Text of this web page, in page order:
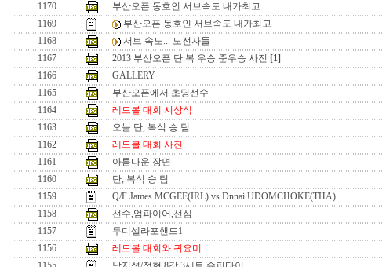
1170
부산오픈 동호인 서브속도 내가최고
1169
부산오픈 동호인 서브속도 내가최고
1168
서브 속도... 도전자들
1167
2013 부산오픈 단.복 우승 준우승 사진 [1]
1166
GALLERY
1165
부산오픈에서 초딩선수
1164
레드볼 대회 시상식
1163
오늘 단, 복식 승 팀
1162
레드볼 대회 사진
1161
아름다운 장면
1160
단, 복식 승 팀
1159
Q/F James MCGEE(IRL) vs Dnnai UDOMCHOKE(THA)
1158
선수,엄파이어,선심
1157
두디셀라포핸드1
1156
레드볼 대회와 귀요미